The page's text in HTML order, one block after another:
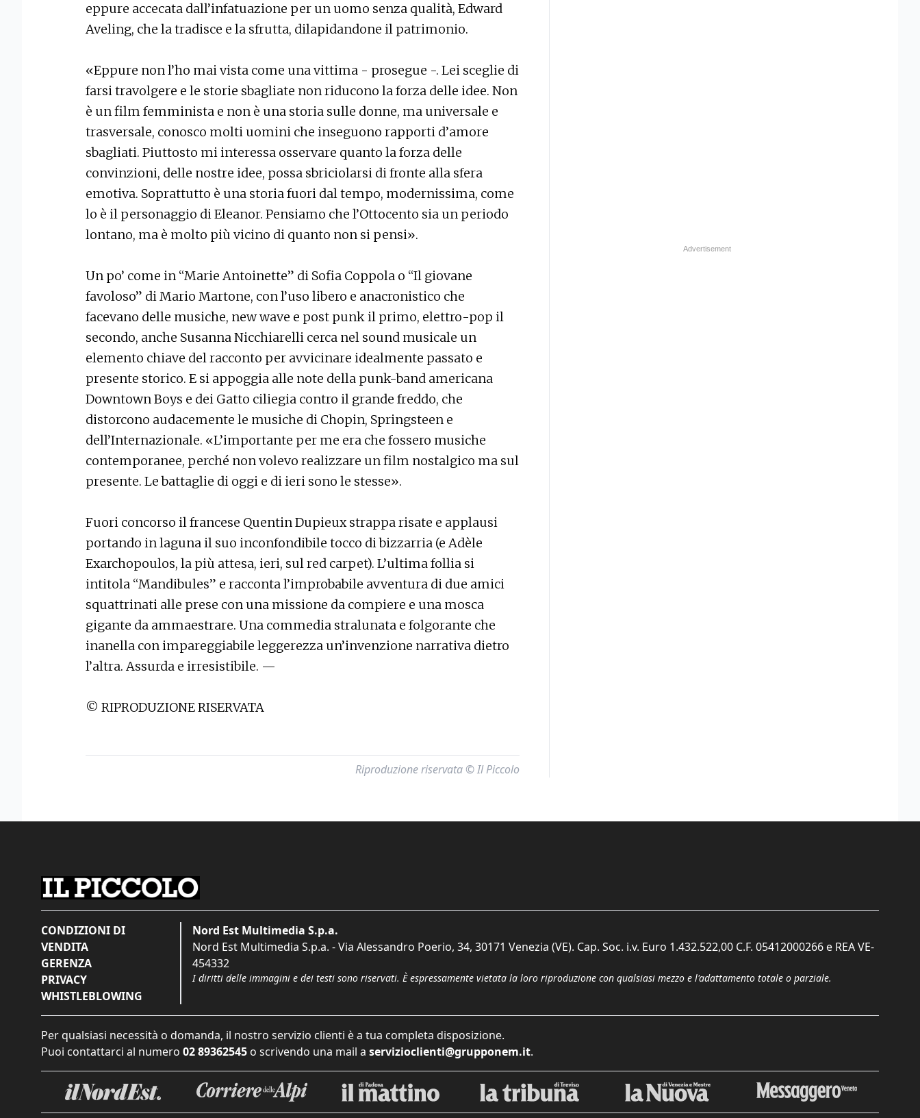
eppure accecata dall’infatuazione per un uomo senza qualità, Edward
Aveling, che la tradisce e la sfrutta, dilapidandone il patrimonio.
«Eppure non l’ho mai vista come una vittima - prosegue -. Lei sceglie di
farsi travolgere e le storie sbagliate non riducono la forza delle idee. Non
è un film femminista e non è una storia sulle donne, ma universale e
trasversale, conosco molti uomini che inseguono rapporti d’amore
sbagliati. Piuttosto mi interessa osservare quanto la forza delle
convinzioni, delle nostre idee, possa sbriciolarsi di fronte alla sfera
emotiva. Soprattutto è una storia fuori dal tempo, modernissima, come
lo è il personaggio di Eleanor. Pensiamo che l’Ottocento sia un periodo
lontano, ma è molto più vicino di quanto non si pensi».
Un po’ come in “Marie Antoinette” di Sofia Coppola o “Il giovane
favoloso” di Mario Martone, con l’uso libero e anacronistico che
facevano delle musiche, new wave e post punk il primo, elettro-pop il
secondo, anche Susanna Nicchiarelli cerca nel sound musicale un
elemento chiave del racconto per avvicinare idealmente passato e
presente storico. E si appoggia alle note della punk-band americana
Downtown Boys e dei Gatto ciliegia contro il grande freddo, che
distorcono audacemente le musiche di Chopin, Springsteen e
dell’Internazionale. «L’importante per me era che fossero musiche
contemporanee, perché non volevo realizzare un film nostalgico ma sul
presente. Le battaglie di oggi e di ieri sono le stesse».
Fuori concorso il francese Quentin Dupieux strappa risate e applausi
portando in laguna il suo inconfondibile tocco di bizzarria (e Adèle
Exarchopoulos, la più attesa, ieri, sul red carpet). L’ultima follia si
intitola “Mandibules” e racconta l’improbabile avventura di due amici
squattrinati alle prese con una missione da compiere e una mosca
gigante da ammaestrare. Una commedia stralunata e folgorante che
inanella con impareggiabile leggerezza un’invenzione narrativa dietro
l’altra. Assurda e irresistibile. —
© RIPRODUZIONE RISERVATA
Riproduzione riservata © Il Piccolo
CONDIZIONI DI
VENDITA
GERENZA
PRIVACY
WHISTLEBLOWING
Nord Est Multimedia S.p.a.
Nord Est Multimedia S.p.a. - Via Alessandro Poerio, 34, 30171 Venezia (VE). Cap. Soc. i.v. Euro 1.432.522,00 C.F. 05412000266 e REA VE-
454332
I diritti delle immagini e dei testi sono riservati. È espressamente vietata la loro riproduzione con qualsiasi mezzo e l'adattamento totale o parziale.
Per qualsiasi necessità o domanda, il nostro servizio clienti è a tua completa disposizione.
Puoi contattarci al numero 02 89362545 o scrivendo una mail a servizioclienti@grupponem.it.